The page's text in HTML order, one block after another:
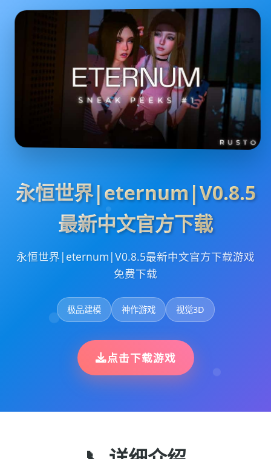
永恒世界|eternum|V0.8.5
最新中文官方下载
永恒世界|eternum|V0.8.5最新中文官方下载游戏
免费下载
极品建模 神作游戏 视觉3D
点击下载游戏